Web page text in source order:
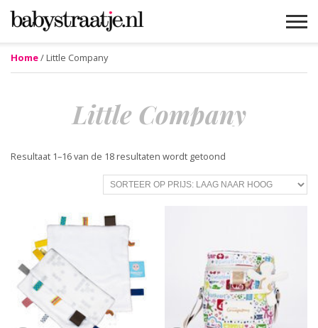
MAMAVLOGS
ZWANGER
BABY
LIFESTYLE
MUSTHAVES
CELEBS
ADVIES
WEBSHOPS
GRATIS
WIN
KORTINGEN
Home/ Little Company
Little Company
Resultaat 1–16 van de 18 resultaten wordt getoond
op
prijs: